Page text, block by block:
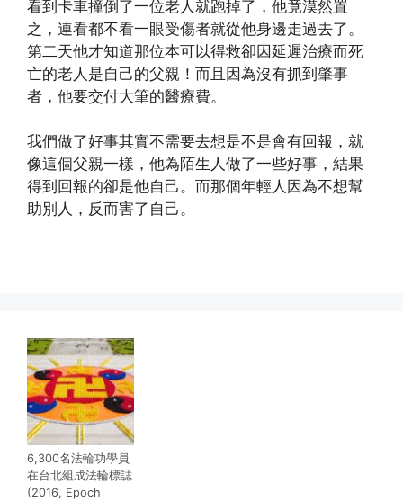
看到卡車撞倒了一位老人就跑掉了，他竟漠然置
之，連看都不看一眼受傷者就從他身邊走過去了。
第二天他才知道那位本可以得救卻因延遲治療而死
亡的老人是自己的父親！而且因為沒有抓到肇事
者，他要交付大筆的醫療費。
我們做了好事其實不需要去想是不是會有回報，就
像這個父親一樣，他為陌生人做了一些好事，結果
得到回報的卻是他自己。而那個年輕人因為不想幫
助別人，反而害了自己。
6,300名法輪功學員
在台北組成法輪標誌
(2016, Epoch